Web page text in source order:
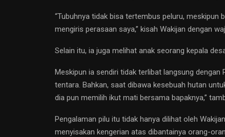
“Tubuhnya tidak bisa tertembus peluru, meskipun
mengiris perasaan saya,” kisah Wakijan dengan
Selain itu, ia juga melihat anak seorang kepala
Meskipun ia sendiri tidak terlibat langsung
tentara. Bahkan, saat dibawa kesebuah hutan
dia pun memilih ikut mati bersama bapaknya,”
Pengalaman pilu itu tidak hanya dilihat oleh
menyisakan kengerian atas dibantainya orang-